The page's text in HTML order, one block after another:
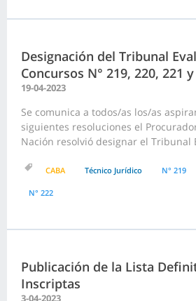
Designación del Tribunal
Concursos N° 219, 220, 221
19-04-2023
Se comunica a todos/as los/as
siguientes resoluciones el
Nación resolvió designar el Tribunal
CABA Técnico Jurídico N° 219
N° 222
Publicación de la Lista
Inscriptas
3-04-2023